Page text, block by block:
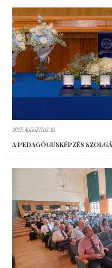
2025. AUGUSZTUS 30.
A PEDAGÓGUSKÉPZÉS